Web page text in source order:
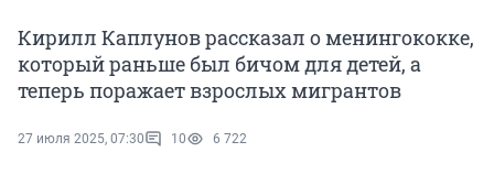
Кирилл Каплунов рассказал о менингококке,
который раньше был бичом для детей, а
теперь поражает взрослых мигрантов
27 июля 2025, 07:30 10 6 722